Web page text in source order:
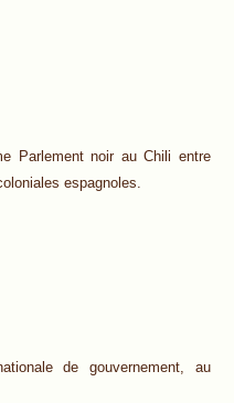
Parlement noir au Chili entre
espagnoles.
de gouvernement, au